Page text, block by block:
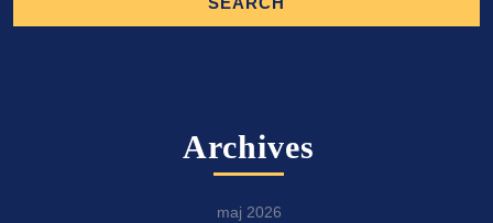
Archives
maj 2026